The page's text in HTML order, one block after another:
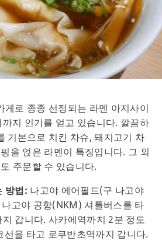
게로 종종 선정되는 라멘 아지사이
지 인기를 얻고 있습니다. 깔끔하
기본으로 치킨 차슈, 돼지고기 차
을 얹은 라멘이 특징입니다. 그 외
주문할 수 있습니다.
방법: 나고야 에어필드(구 나고야
고야 공항(NKM) 셔틀버스를 타
갑니다. 사카에역까지 2분 정도
을 타고 로쿠반초역까지 갑니다.